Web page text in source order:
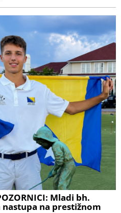
Mladi bh.
na prestižnom